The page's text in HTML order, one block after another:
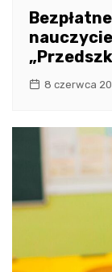
8 czerwca